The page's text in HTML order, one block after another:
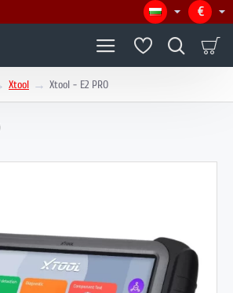
€
Xtool Xtool - E2 PRO